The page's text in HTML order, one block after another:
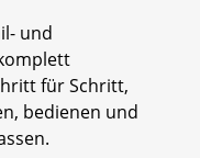
und
für Schritt,
bedienen und